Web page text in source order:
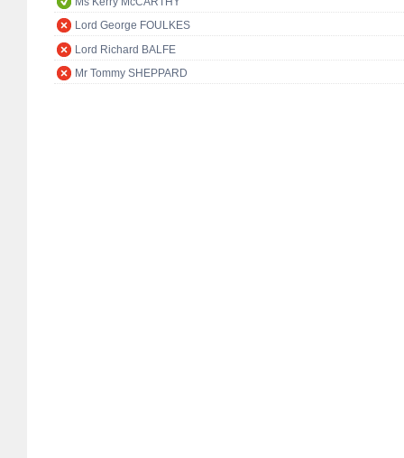
Lord George FOULKES
Lord Richard BALFE
Mr Tommy SHEPPARD